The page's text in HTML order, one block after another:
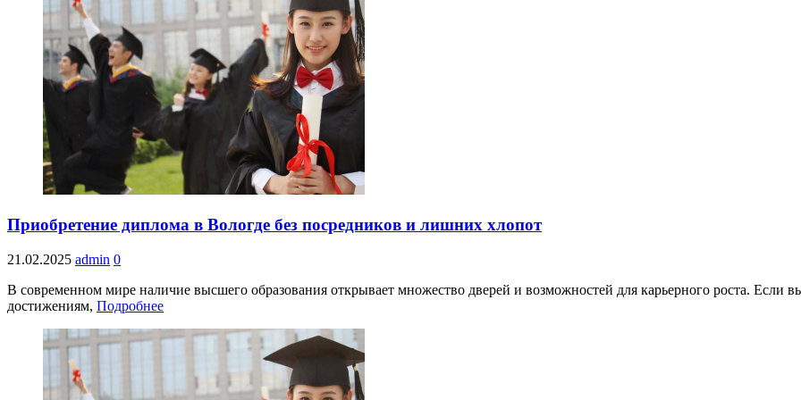
Приобретение диплома в Вологде без посредников и лишних хлопот
21.02.2025 admin 0
В современном мире наличие высшего образования открывает множество дверей и возможностей для карьерного роста. Если
достижениям, Подробнее